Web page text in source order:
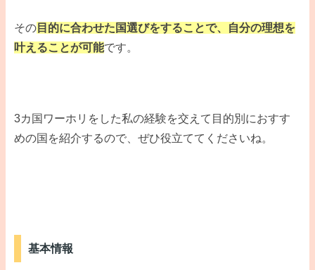
その 目的に合わせた国選びをすることで、自分の理想を
叶えることが可能です。
3カ国ワーホリをした私の経験を交えて目的別におすす
めの国を紹介するので、ぜひ役立ててくださいね。
基本情報